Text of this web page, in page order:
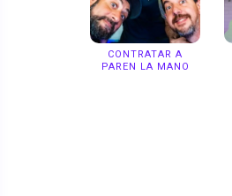
CONTRATAR A
PAREN LA MANO